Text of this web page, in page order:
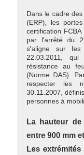
Dans le cadre
(ERP), les
certification
par l'arrêté du
s'aligne sur
22.03.2011,
résistance au
(Norme DAS).
respecter les
30.11.2007,
personnes à
La hauteur
entre 900 mm
Les